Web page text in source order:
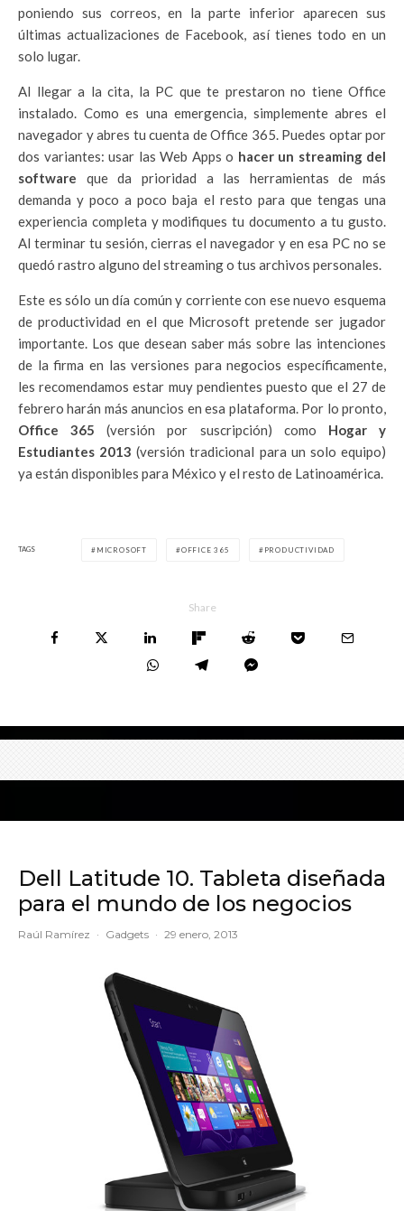
poniendo sus correos, en la parte inferior aparecen sus
últimas actualizaciones de Facebook, así tienes todo en un
solo lugar.
Al llegar a la cita, la PC que te prestaron no tiene Office
instalado. Como es una emergencia, simplemente abres el
navegador y abres tu cuenta de Office 365. Puedes optar por
dos variantes: usar las Web Apps o hacer un streaming del
software que da prioridad a las herramientas de más
demanda y poco a poco baja el resto para que tengas una
experiencia completa y modifiques tu documento a tu gusto.
Al terminar tu sesión, cierras el navegador y en esa PC no se
quedó rastro alguno del streaming o tus archivos personales.
Este es sólo un día común y corriente con ese nuevo esquema
de productividad en el que Microsoft pretende ser jugador
importante. Los que desean saber más sobre las intenciones
de la firma en las versiones para negocios específicamente,
les recomendamos estar muy pendientes puesto que el 27 de
febrero harán más anuncios en esa plataforma. Por lo pronto,
Office 365 (versión por suscripción) como Hogar y
Estudiantes 2013 (versión tradicional para un solo equipo)
ya están disponibles para México y el resto de Latinoamérica.
TAGS MICROSOFT OFFICE 365 PRODUCTIVIDAD
Share
Dell Latitude 10. Tableta diseñada
para el mundo de los negocios
Raúl Ramírez · Gadgets · 29 enero, 2013